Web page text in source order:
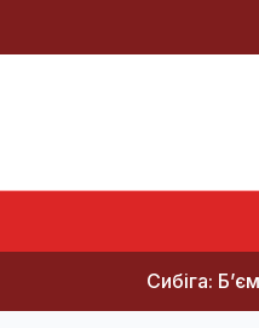
Сибіга: Б’ємося